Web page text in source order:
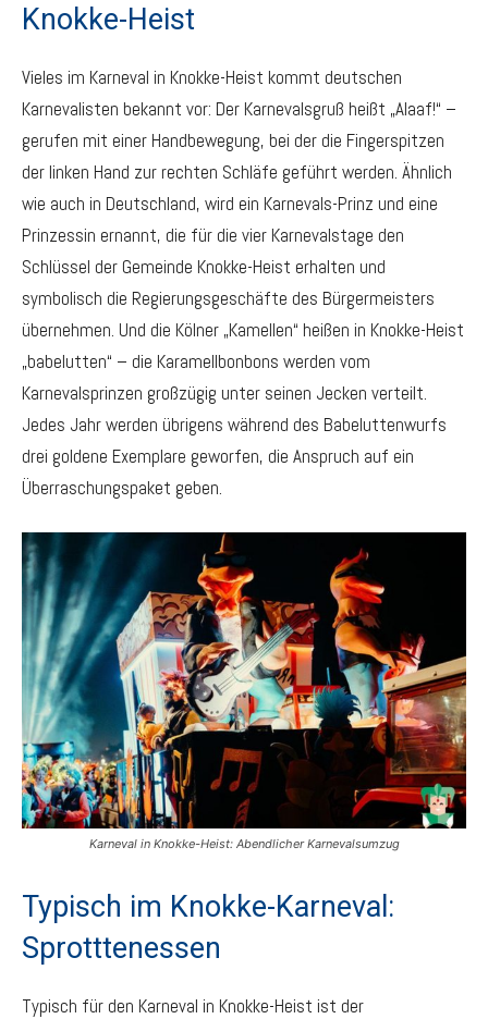
Knokke-Heist
Vieles im Karneval in Knokke-Heist kommt deutschen
Karnevalisten bekannt vor: Der Karnevalsgruß heißt „Alaaf!“ –
gerufen mit einer Handbewegung, bei der die Fingerspitzen
der linken Hand zur rechten Schläfe geführt werden. Ähnlich
wie auch in Deutschland, wird ein Karnevals-Prinz und eine
Prinzessin ernannt, die für die vier Karnevalstage den
Schlüssel der Gemeinde Knokke-Heist erhalten und
symbolisch die Regierungsgeschäfte des Bürgermeisters
übernehmen. Und die Kölner „Kamellen“ heißen in Knokke-Heist
„babelutten“ – die Karamellbonbons werden vom
Karnevalsprinzen großzügig unter seinen Jecken verteilt.
Jedes Jahr werden übrigens während des Babelutten­wurfs
drei goldene Exemplare geworfen, die Anspruch auf ein
Überraschungspaket geben.
Karneval in Knokke-Heist: Abendlicher Karnevalsumzug
Typisch im Knokke-Karneval:
Sprotttenessen
Typisch für den Karneval in Knokke-Heist ist der